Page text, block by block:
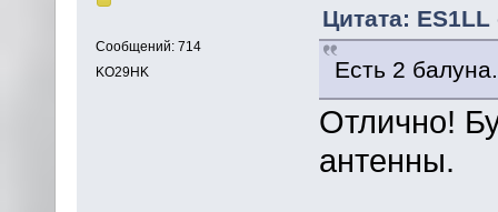
Сообщений: 714
KO29HK
Цитата: ES1LL
Есть 2
Отлично!
антенны.